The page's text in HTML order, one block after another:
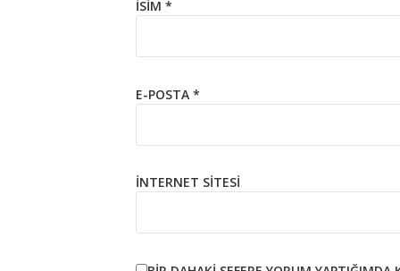
İSIM *
E-POSTA *
İNTERNET SITESI